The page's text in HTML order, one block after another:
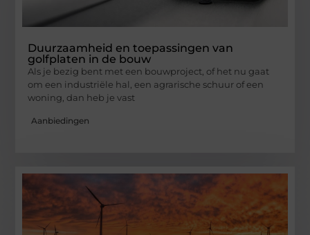
Duurzaamheid en toepassingen van
golfplaten in de bouw
Als je bezig bent met een bouwproject, of het nu gaat
om een industriële hal, een agrarische schuur of een
woning, dan heb je vast
Aanbiedingen